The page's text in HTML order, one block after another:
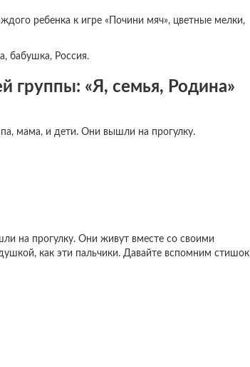
ребенка к игре «Почини мяч», цветные мелки,
бабушка, Россия.
группы: «Я, семья, Родина»
мама, и дети. Они вышли на прогулку.
на прогулку. Они живут вместе со своими
как эти пальчики. Давайте вспомним стишок